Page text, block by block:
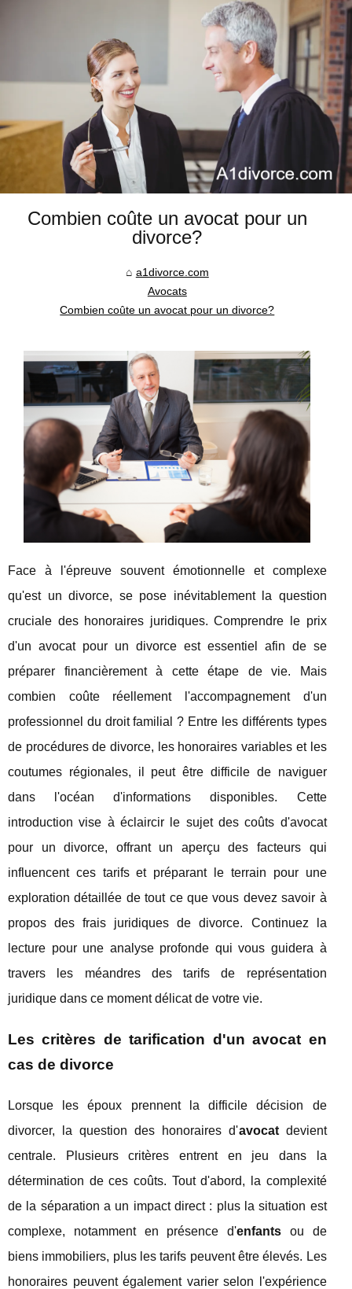
Combien coûte un avocat pour un
divorce?
a1divorce.com
Avocats
Combien coûte un avocat pour un divorce?
Face à l'épreuve souvent émotionnelle et complexe
qu'est un divorce, se pose inévitablement la question
cruciale des honoraires juridiques. Comprendre le prix
d'un avocat pour un divorce est essentiel afin de se
préparer financièrement à cette étape de vie. Mais
combien coûte réellement l'accompagnement d'un
professionnel du droit familial ? Entre les différents types
de procédures de divorce, les honoraires variables et les
coutumes régionales, il peut être difficile de naviguer
dans l'océan d'informations disponibles. Cette
introduction vise à éclaircir le sujet des coûts d'avocat
pour un divorce, offrant un aperçu des facteurs qui
influencent ces tarifs et préparant le terrain pour une
exploration détaillée de tout ce que vous devez savoir à
propos des frais juridiques de divorce. Continuez la
lecture pour une analyse profonde qui vous guidera à
travers les méandres des tarifs de représentation
juridique dans ce moment délicat de votre vie.
Les critères de tarification d'un avocat en
cas de divorce
Lorsque les époux prennent la difficile décision de
divorcer, la question des honoraires d'avocatdevient
centrale. Plusieurs critères entrent en jeu dans la
détermination de ces coûts. Tout d'abord, la complexité
de la séparation a un impact direct : plus la situation est
complexe, notamment en présence d'enfants ou de
biens immobiliers, plus les tarifs peuvent être élevés. Les
honoraires peuvent également varier selon l'expérience